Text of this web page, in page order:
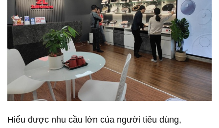
Hiểu được nhu cầu lớn của người tiêu dùng,